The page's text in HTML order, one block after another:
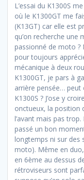
L’essai du K1300S
où le K1300GT me
(K13GT) car elle est
qu’on recherche
passionné de moto ?
pour toujours
mécanique à deux
K1300GT, je pars à
arrière pensée… peut
K1300S ? J’ose y
onctueux, la position
l’avant mais pas
passé un bon
longtemps ni sur des
moto). Même en
en 6ème au dessus
rétroviseurs sont